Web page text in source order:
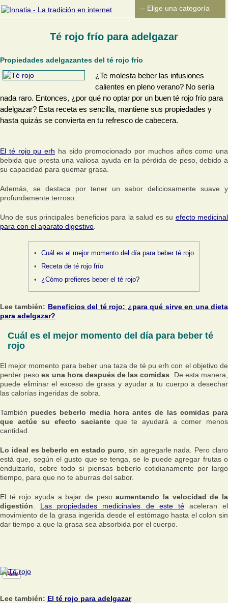
Té rojo frío para adelgazar
Propiedades adelgazantes del té rojo frío
¿Te molesta beber las infusiones
calientes en pleno verano? No sería
nada raro. Entonces, ¿por qué no optar por un buen té rojo frío para
adelgazar? Esta receta es sencilla, mantiene sus propiedades y
hasta quizás se convierta en tu refresco de cabecera.
El té rojo pu erh ha sido promocionado por muchos años como una
bebida que presta una valiosa ayuda en la pérdida de peso, debido a
su capacidad para quemar grasa.
Además, se destaca por tener un sabor deliciosamente suave y
profundamente terroso.
Uno de sus principales beneficios para la salud es su efecto medicinal
para con el aparato digestivo
Cuál es el mejor momento del día para beber té rojo
Receta de té rojo frío
¿Cómo prefieres beber el té rojo?
Lee también: Beneficios del té rojo: ¿para qué sirve en una dieta
para adelgazar?
Cuál es el mejor momento del día para beber té
rojo
El mejor momento para beber una taza de té pu erh con el objetivo de
perder pesoes una hora después de las comidas . De esta manera,
puede eliminar el exceso de grasa y ayudar a tu cuerpo a desechar
las calorías ingeridas de sobra.
También puedes beberlo media hora antes de las comidas para
que actúe su efecto sacianteque te ayudará a comer menos
cantidad.
Lo ideal es beberlo en estado puro , sin agregarle nada. Pero claro
está que, según el gusto que se tenga, se le puede agregar frutas o
endulzarlo, sobre todo si piensas beberlo cotidianamente por largo
tiempo, para que no te aburras del sabor.
El té rojo ayuda a bajar de pesoaumentando la velocidad de la
digestión
Las propiedades medicinales de este téaceleran el
movimiento de la grasa ingerida desde el estómago hasta el colon sin
dar tiempo a que la grasa sea absorbida por el cuerpo.
Lee también: El té rojo para adelgazar